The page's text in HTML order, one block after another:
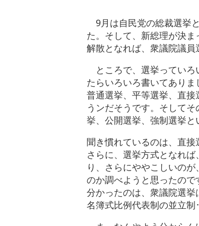
9月は自民党の総裁選挙
た。そして、新総理が決ま
解散となれば、衆議院議員
ところで、選挙っていろ
たらいろいろ書いてありま
普通選挙、平等選挙、直
うンだそうです。そして
挙、公開選挙、強制選挙と
聞き慣れているのは、直接
さらに、選挙方式となれ
り、さらにややこしいの
のか調べようと思ったので
分かったのは、衆議院選
名簿式比例代表制の並立制･